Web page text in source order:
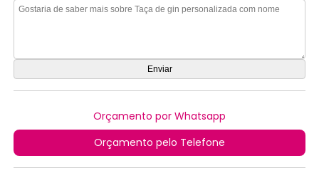
Orçamento por Whatsapp
Orçamento pelo Telefone